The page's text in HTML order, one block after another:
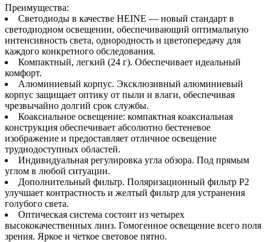
Преимущества:
Светодиоды в качестве HEINE — новый стандарт в
светодиодном освещении, обеспечивающий оптимальную
интенсивность света, однородность и цветопередачу для
каждого конкретного обследования.
Компактный, легкий (24 г). Обеспечивает идеальный
комфорт.
Алюминиевый корпус. Эксклюзивный алюминиевый
корпус защищает оптику от пыли и влаги, обеспечивая
чрезвычайно долгий срок службы.
Коаксиальное освещение: компактная коаксиальная
конструкция обеспечивает абсолютно бестеневое
изображение и предоставляет отличное освещение
труднодоступных областей.
Индивидуальная регулировка угла обзора. Под прямым
углом в любой ситуации.
Дополнительный фильтр. Поляризационный фильтр P2
улучшает контрастность и желтый фильтр для устранения
голубого света.
Оптическая система состоит из четырех
высококачественных линз. Гомогенное освещение всего поля
зрения. Яркое и четкое световое пятно.